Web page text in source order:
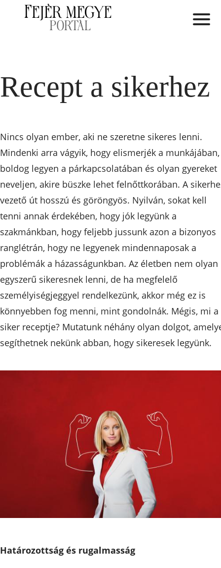
Recept a sikerhez
Nincs olyan ember, aki ne szeretne sikeres lenni.
Mindenki arra vágyik, hogy elismerjék a munkájában,
boldog legyen a párkapcsolatában és olyan gyereket
neveljen, akire büszke lehet felnőttkorában. A
vezető út hosszú és göröngyös. Nyilván, sokat kell
tenni annak érdekében, hogy jók legyünk a
szakmánkban, hogy feljebb jussunk azon a bizonyos
ranglétrán, hogy ne legyenek mindennaposak a
problémák a házasságunkban. Az életben nem olyan
egyszerű sikeresnek lenni, de ha megfelelő
személyiségjeggyel rendelkezünk, akkor még ez is
könnyebben fog menni, mint gondolnák. Mégis, mi a
siker receptje? Mutatunk néhány olyan dolgot,
segíthetnek nekünk abban, hogy sikeresek legyünk.
Határozottság és rugalmasság